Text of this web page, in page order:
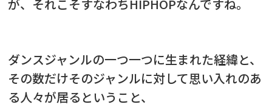
が、それこそすなわちHIPHOPなんですね。
ダンスジャンルの一つ一つに生まれた経緯と、
その数だけそのジャンルに対して思い入れのあ
る人々が居るということ、